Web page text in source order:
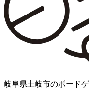
岐阜県土岐市のボード